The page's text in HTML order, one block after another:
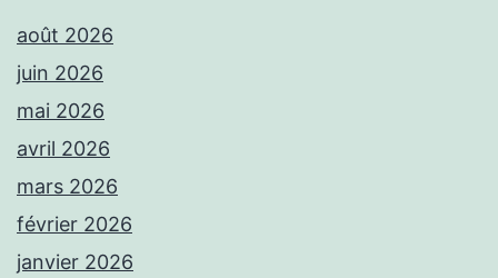
août 2026
juin 2026
mai 2026
avril 2026
mars 2026
février 2026
janvier 2026